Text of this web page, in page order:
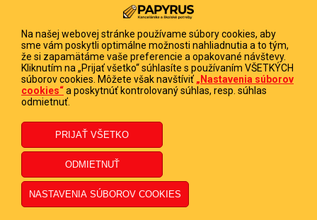
Reklamačný formulár
Odstúpenie od zmluvy
Poučenie o odstúpení od zmluvy
FIRMA
PAPYRUS POPRAD, s.r.o.
DIČ 2020513880
IČ DPH SK2020513880
© 2023 PAPYRUS POPRAD s.r.o., Všetky práva vyhradené.
Na našej webovej stránke používame súbory cookies, aby
sme vám poskytli optimálne možnosti nahliadnutia a to tým,
že si zapamätáme vaše preferencie a opakované návštevy.
Kliknutím na „Prijať všetko“ súhlasíte s používaním VŠETKÝCH
súborov cookies. Môžete však navštíviť „Nastavenia súborov
cookies“a poskytnúť kontrolovaný súhlas, resp. súhlas
odmietnuť.